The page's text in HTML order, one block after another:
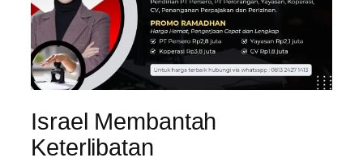
Israel Membantah
Keterlibatan